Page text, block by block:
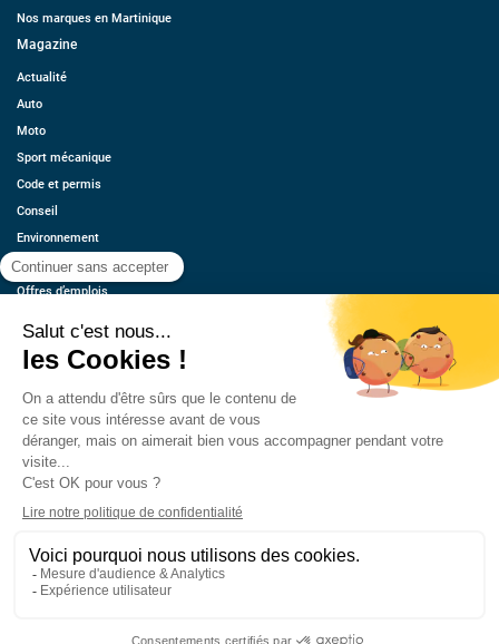
Nos marques en Martinique
Magazine
Actualité
Auto
Moto
Sport mécanique
Code et permis
Conseil
Environnement
Économie
Offres d’emplois
Contact
Estimez votre voiture
Mentions légales
CGU